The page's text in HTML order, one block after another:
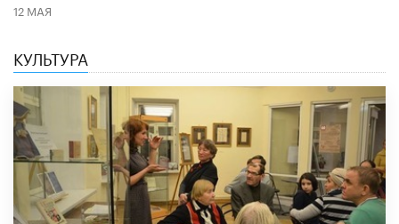
12 МАЯ
КУЛЬТУРА